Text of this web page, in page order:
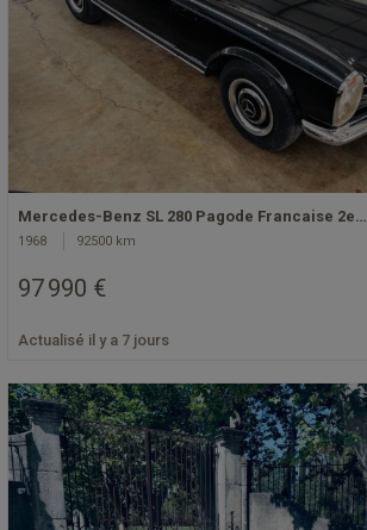
Mercedes-Benz SL 280 Pagode Francaise 2e…
1968 92500 km
97 990 €
Actualisé il y a 7 jours